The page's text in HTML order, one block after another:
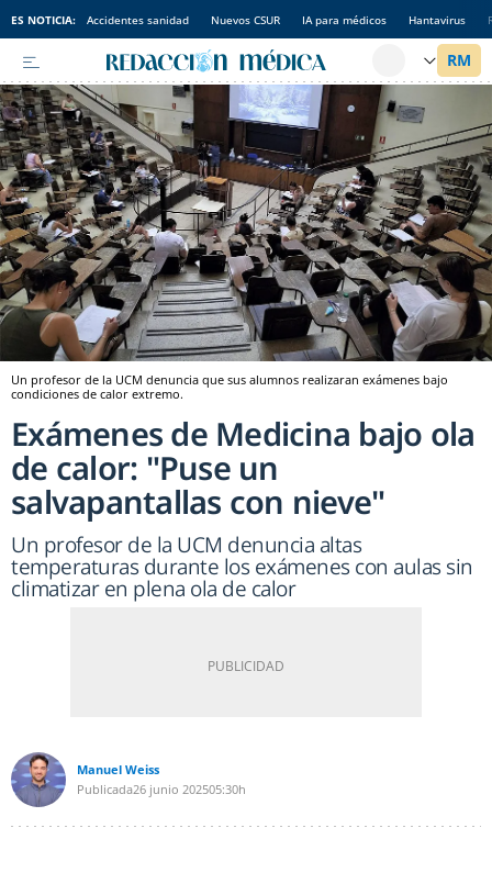
ES NOTICIA: Accidentes sanidad Nuevos CSUR IA para médicos Hantavirus
Un profesor de la UCM denuncia que sus alumnos realizaran exámenes bajo
condiciones de calor extremo.
Exámenes de Medicina bajo ola
de calor: "Puse un
salvapantallas con nieve"
Un profesor de la UCM denuncia altas
temperaturas durante los exámenes con aulas sin
climatizar en plena ola de calor
Manuel Weiss
Publicada26 junio 202505:30h